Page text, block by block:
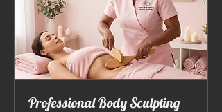
Professional Body Sculpting